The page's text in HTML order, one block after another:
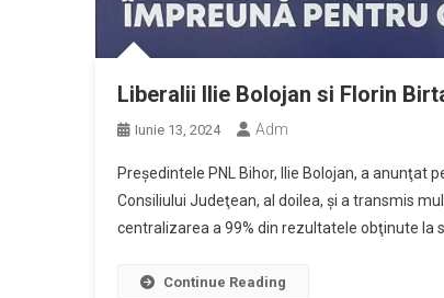
Liberalii Ilie Bolojan si Florin
Iunie 13, 2024 Adm
Preşedintele PNL Bihor, Ilie Bolojan, a anunţat
Consiliului Judeţean, al doilea, şi a transmis
centralizarea a 99% din rezultatele obţinute la
Continue Reading